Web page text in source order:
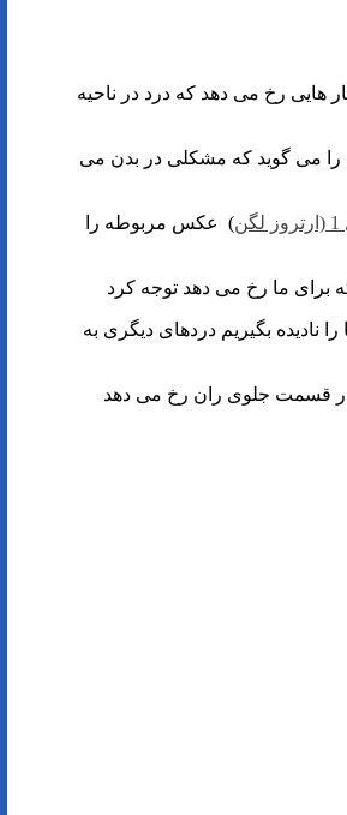
هایی رخ می دهد که درد در ناحیه
را می گوید که مشکلی در بدن می
) عکس مربوطه را
برای ما رخ می دهد توجه کرد
را نادیده بگیریم دردهای دیگری به
در قسمت جلوی ران رخ می دهد